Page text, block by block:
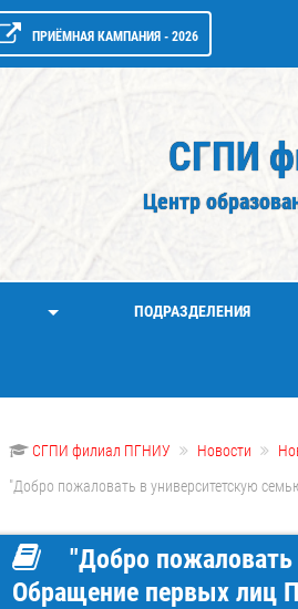
ПРИЁМНАЯ КАМПАНИЯ - 2026
СГПИ
Центр
ПОДРАЗДЕЛЕНИЯ
СГПИ филиал ПГНИУ Новости
"Добро пожаловать в университетскую
"Добро
Обращение первых лиц